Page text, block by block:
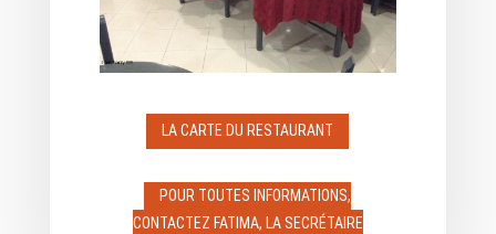
LA CARTE DU RESTAURANT
POUR TOUTES INFORMATIONS,
CONTACTEZ FATIMA, LA SECRÉTAIRE